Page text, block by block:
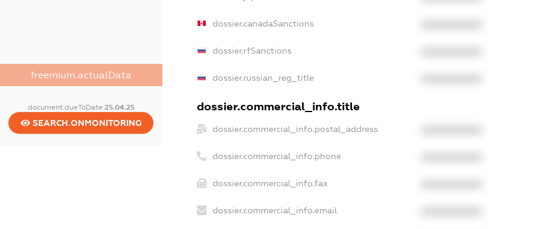
freemium.actualData
document.dueToDate 25.04.25
SEARCH.ONMONITORING
dossier.canadaSanctions
dossier.rfSanctions
dossier.russian_reg_title
dossier.commercial_info.title
dossier.commercial_info.postal_address
dossier.commercial_info.phone
dossier.commercial_info.fax
dossier.commercial_info.email